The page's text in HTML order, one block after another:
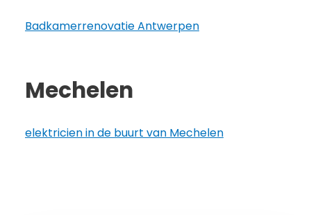
Badkamerrenovatie Antwerpen
Mechelen
elektricien in de buurt van Mechelen